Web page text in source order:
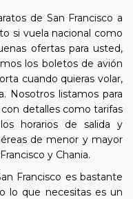
de San Francisco a
si vuela nacional como
ofertas para usted,
los boletos de avión
cuando quieras volar,
Nosotros listamos para
detalles como tarifas
horarios de salida y
de menor y mayor
y Chania.
Francisco es bastante
lo que necesitas es un